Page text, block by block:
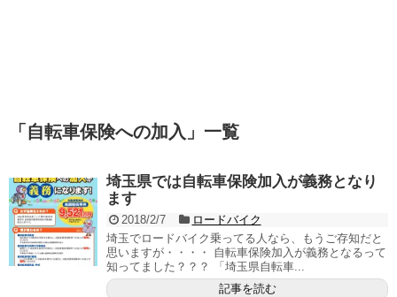
「 自転車保険への加入 」 一覧
埼玉県では自転車保険加入が義務となり
ます
2018/2/7
ロードバイク
埼玉でロードバイク乗ってる人なら、もうご存知だと
思いますが・・・・ 自転車保険加入が義務となるって
知ってました？？？ 「埼玉県自転車...
記事を読む